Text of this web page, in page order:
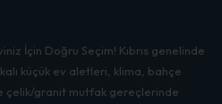
İçin Doğru Seçim! Kıbrıs genelinde
küçük ev aletleri, klima, bahçe
çelik/granit mutfak gereçlerinde